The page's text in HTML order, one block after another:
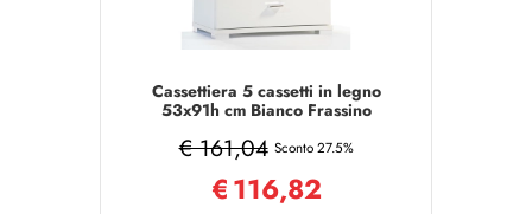
Cassettiera 5 cassetti in legno
53x91h cm Bianco Frassino
€ 161,04 Sconto 27.5%
€116,82